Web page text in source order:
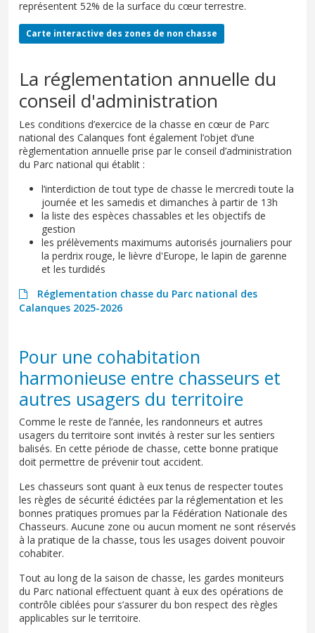
représentent 52% de la surface du cœur terrestre.
Carte interactive des zones de non chasse
La réglementation annuelle du
conseil d'administration
Les conditions d’exercice de la chasse en cœur de Parc
national des Calanques font également l’objet d’une
règlementation annuelle prise par le conseil d’administration
du Parc national qui établit :
l’interdiction de tout type de chasse le mercredi toute la
journée et les samedis et dimanches à partir de 13h
la liste des espèces chassables et les objectifs de
gestion
les prélèvements maximums autorisés journaliers pour
la perdrix rouge, le lièvre d'Europe, le lapin de garenne
et les turdidés
Réglementation chasse du Parc national des
Calanques 2025-2026
Pour une cohabitation
harmonieuse entre chasseurs et
autres usagers du territoire
Comme le reste de l’année, les randonneurs et autres
usagers du territoire sont invités à rester sur les sentiers
balisés. En cette période de chasse, cette bonne pratique
doit permettre de prévenir tout accident.
Les chasseurs sont quant à eux tenus de respecter toutes
les règles de sécurité édictées par la réglementation et les
bonnes pratiques promues par la Fédération Nationale des
Chasseurs. Aucune zone ou aucun moment ne sont réservés
à la pratique de la chasse, tous les usages doivent pouvoir
cohabiter.
Tout au long de la saison de chasse, les gardes moniteurs
du Parc national effectuent quant à eux des opérations de
contrôle ciblées pour s’assurer du bon respect des règles
applicables sur le territoire.